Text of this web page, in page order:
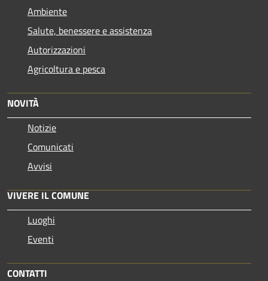
Ambiente
Salute, benessere e assistenza
Autorizzazioni
Agricoltura e pesca
NOVITÀ
Notizie
Comunicati
Avvisi
VIVERE IL COMUNE
Luoghi
Eventi
CONTATTI